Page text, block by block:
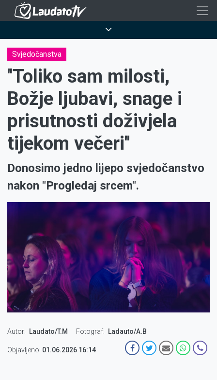
Skoči
sadržaj
Svjedočanstva
''Toliko sam milosti,
Božje ljubavi, snage i
prisutnosti doživjela
tijekom večeri''
Donosimo jedno lijepo svjedočanstvo
nakon "Progledaj srcem".
Autor Laudato/T.M Fotograf Ladauto/A.B
Objavljeno: 01.06.2026 16:14